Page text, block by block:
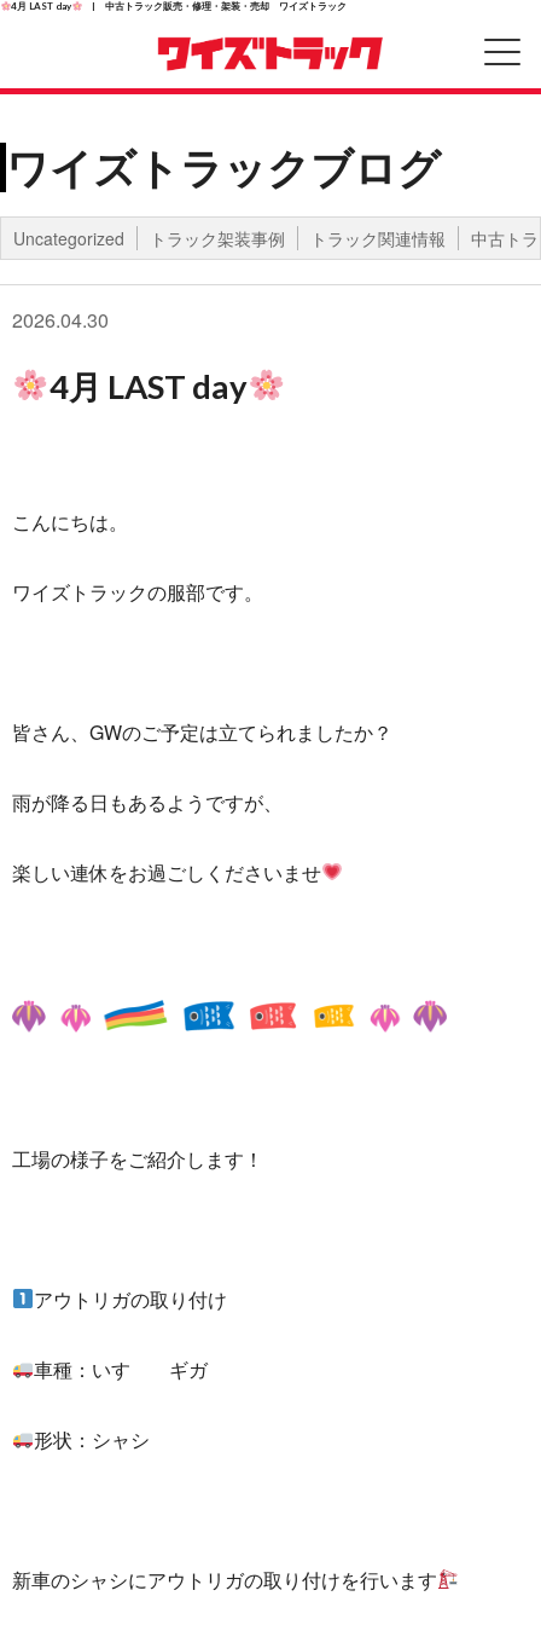
4月 LAST day | 中古トラック販売・修理・架装・売却 ワイズトラック
ワイズトラックブログ
Uncategorized トラック架装事例 トラック関連情報 中古ト
2026.04.30
4月 LAST day
こんにちは。
ワイズトラックの服部です。
皆さん、GWのご予定は立てられましたか？
雨が降る日もあるようですが、
楽しい連休をお過ごしくださいませ
工場の様子をご紹介します！
アウトリガの取り付け
車種：いすゞ ギガ
形状：シャシ
新車のシャシにアウトリガの取り付けを行います